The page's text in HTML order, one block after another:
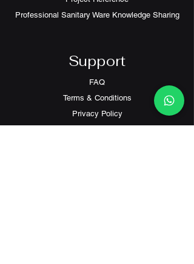
1280度 高溫燒製成銀離子抗菌塗層
更改或變更為準。
Professional Sanitary Ware Knowledge Sharing
Support
FAQ
Terms & Conditions
Privacy Policy